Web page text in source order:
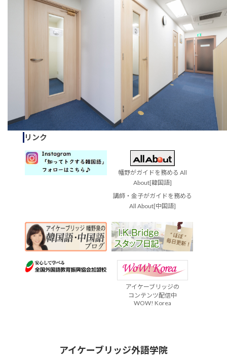
リンク
幡野がガイドを務める All
About[韓国語]
講師・金子がガイドを務める
All About[中国語]
アイケーブリッジの
コンテンツ配信中
WOW! Korea
アイケーブリッジ外語学院